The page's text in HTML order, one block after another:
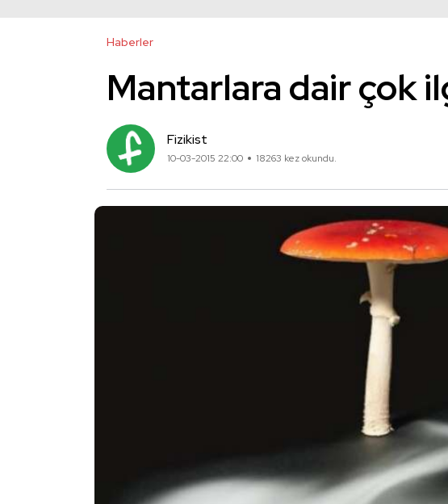
Haberler
Mantarlara dair çok
Fizikist
10-03-2015 22:00 18263 kez okundu.